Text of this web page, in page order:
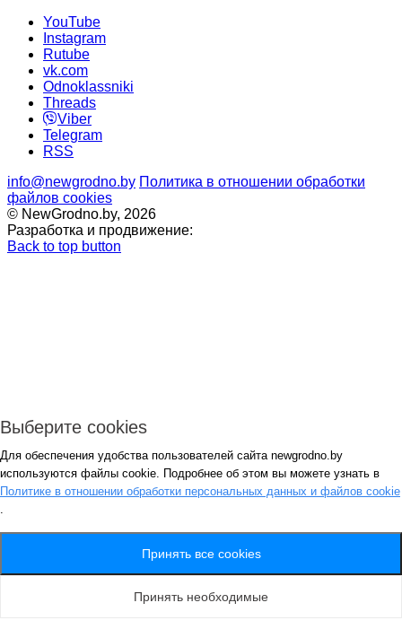
YouTube
Instagram
Rutube
vk.com
Odnoklassniki
Threads
Viber
Telegram
RSS
info@newgrodno.by Политика в отношении обработки
файлов cookies
© NewGrodno.by, 2026
Разработка и продвижение:
Back to top button
Авторизация
*
Запомнить
Потеряли пароль ?
Генерация пароля
Выберите cookies
Для обеспечения удобства пользователей сайта newgrodno.by
используются файлы cookie. Подробнее об этом вы можете узнать в
Политике в отношении обработки персональных данных и файлов cookie
.
Принять все cookies
Принять необходимые